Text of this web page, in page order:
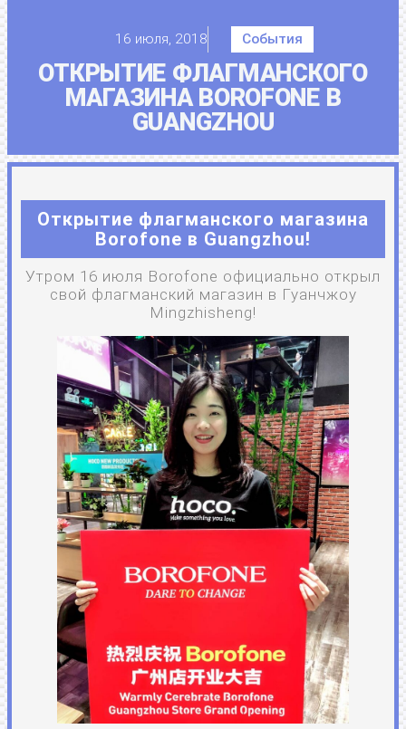
16 июля, 2018 События
ОТКРЫТИЕ ФЛАГМАНСКОГО
МАГАЗИНА BOROFONE В
GUANGZHOU
Открытие флагманского магазина
Borofone в Guangzhou!
Утром 16 июля Borofone официально открыл
свой флагманский магазин в Гуанчжоу
Mingzhisheng!